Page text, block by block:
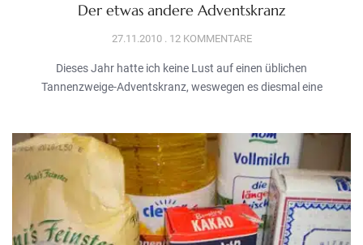
Der etwas andere Adventskranz
27.11.2010 12 KOMMENTARE
Dieses Jahr hatte ich keine Lust auf einen üblichen
Tannenzweige-Adventskranz, weswegen es diesmal eine